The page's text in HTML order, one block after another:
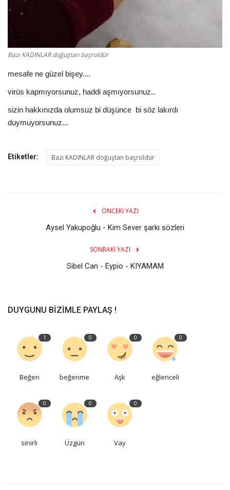
Bazı KADINLAR doğuştan başroldür
mesafe ne güzel bişey....
virüs kapmıyorsunuz, haddi aşmıyorsunuz..
sizin hakkınızda olumsuz bi düşünce bi söz lakırdı
duymuyorsunuz...
Etiketler: Bazı KADINLAR doğuştan başroldür
ÖNCEKI YAZI
Aysel Yakupoğlu - Kim Sever şarkı sözleri
SONRAKI YAZI
Sibel Can - Eypio - KIYAMAM
DUYGUNU BIZIMLE PAYLAŞ !
1
Beğen
0
beğenme
0
Aşk
0
eğlenceli
0
sinirli
0
Üzgün
0
Vay